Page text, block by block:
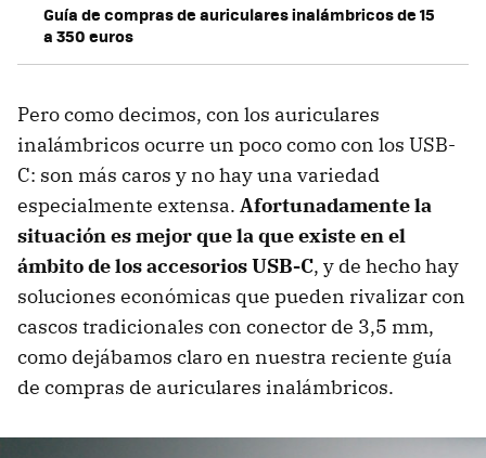
Guía de compras de auriculares inalámbricos de 15
a 350 euros
Pero como decimos, con los auriculares
inalámbricos ocurre un poco como con los USB-
C: son más caros y no hay una variedad
especialmente extensa. Afortunadamente la
situación es mejor que la que existe en el
ámbito de los accesorios USB-C, y de hecho hay
soluciones económicas que pueden rivalizar con
cascos tradicionales con conector de 3,5 mm,
como dejábamos claro en nuestra reciente guía
de compras de auriculares inalámbricos.